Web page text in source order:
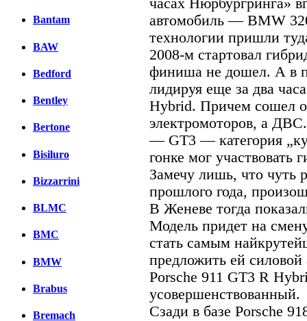
Bantam
BAW
Bedford
Bentley
Bertone
Bisiluro
Bizzarrini
BLMC
BMC
BMW
Brabus
Bremach
часах Нюрбургринга»
автомобиль — BMW
технологии пришли
2008-м стартовал
финиша не дошел. А в
лидируя еще за два
Hybrid. Причем сошел
электромоторов, а
— GT3 — категория
гонке мог участвовать
Замечу лишь, что чуть
прошлого года,
В Женеве тогда
Модель придет на
стать самым
предложить ей
Porsche 911 GT3 R
усовершенствованный.
Сзади в базе Porsche